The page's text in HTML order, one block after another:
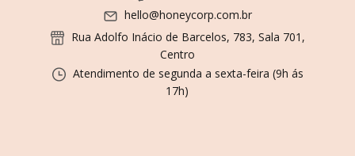
hello@honeycorp.com.br
Rua Adolfo Inácio de Barcelos, 783, Sala 701,
Centro
Atendimento de segunda a sexta-feira (9h ás
17h)